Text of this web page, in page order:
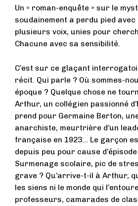
Un « roman-enquête » sur le
soudainement a perdu pied
plusieurs voix, unies pour
Chacune avec sa sensibilité.
C’est sur ce glaçant
récit. Qui parle ? Où sommes-
époque ? Quelque chose ne
Arthur, un collégien passionné
prend pour Germaine Berton,
anarchiste, meurtrière d’un
française en 1923… Le garçon
depuis peu pour cause
Surmenage scolaire, pic de
grave ? Qu’arrive-t-il à Arthur,
les siens ni le monde qui
professeurs, camarades de